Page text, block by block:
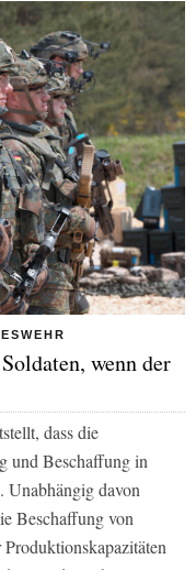
wenn der
dass die
und Beschaffung in
Unabhängig davon
Beschaffung von